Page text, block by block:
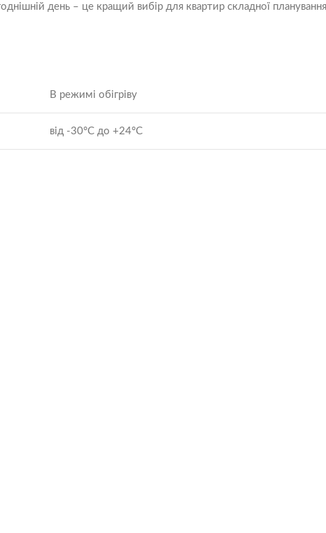
день – це кращий вибір для квартир складної
В режимі обігріву
від -30°C до +24°C